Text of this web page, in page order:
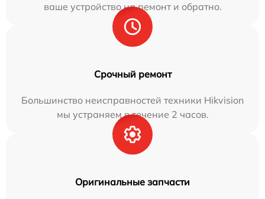
ваше устройство на ремонт и обратно.
Срочный ремонт
Большинство неисправностей техники Hikvision
мы устраняем в течение 2 часов.
Оригинальные запчасти